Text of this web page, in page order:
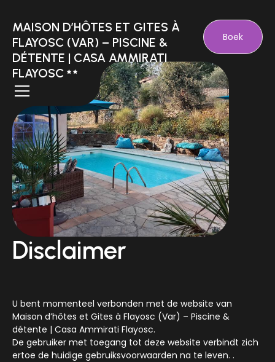
MAISON D’HÔTES ET GITES À
FLAYOSC (VAR) – PISCINE &
DÉTENTE | CASA AMMIRATI
FLAYOSC
Boek
Disclaimer
U bent momenteel verbonden met de website van
Maison d’hôtes et Gites à Flayosc (Var) – Piscine &
détente | Casa Ammirati Flayosc.
De gebruiker met toegang tot deze website verbindt zich
ertoe de huidige gebruiksvoorwaarden na te leven. .